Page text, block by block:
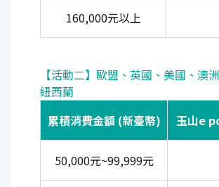
160,000元以上
【活動二】歐盟、英國、美國、澳
紐西蘭
累積消費金額 (新臺幣)
玉山e
50,000元~99,999元